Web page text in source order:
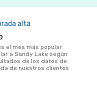
alta
a Sandy Lake según
de los datos de
de nuestros clientes